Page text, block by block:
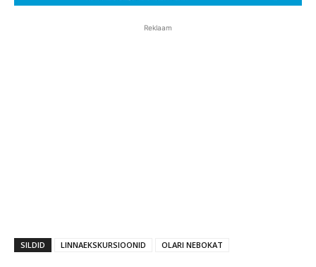
Reklaam
SILDID LINNAEKSKURSIOONID OLARI NEBOKAT